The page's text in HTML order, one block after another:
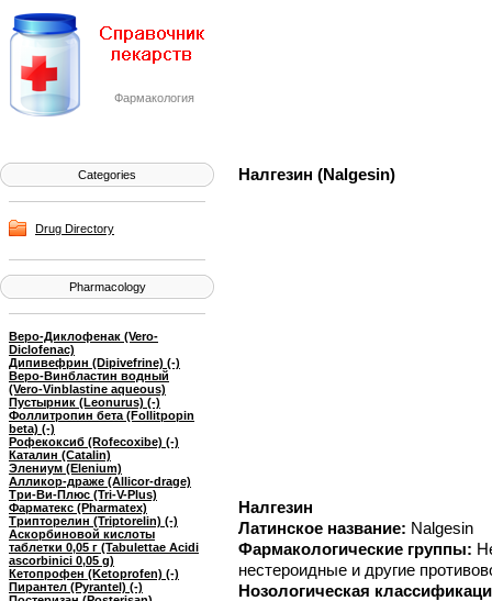
Фармакология
Categories
Drug Directory
Pharmacology
Веро-Диклофенак (Vero-
Diclofenac)
Дипивефрин (Dipivefrine) (-)
Веро-Винбластин водный
(Vero-Vinblastine aqueous)
Пустырник (Leonurus) (-)
Фоллитропин бета (Follitpopin
beta) (-)
Рофекоксиб (Rofecoxibe) (-)
Каталин (Catalin)
Элениум (Elenium)
Алликор-драже (Allicor-drage)
Три-Ви-Плюс (Tri-V-Plus)
Фарматекс (Pharmatex)
Трипторелин (Triptorelin) (-)
Аскорбиновой кислоты
таблетки 0,05 г (Tabulettae Acidi
ascorbinici 0,05 g)
Кетопрофен (Ketoprofen) (-)
Пирантел (Pyrantel) (-)
Налгезин (Nalgesin)
Налгезин
Латинское название: Nalgesin
Фармакологические группы:
нестероидные и другие
Нозологическая